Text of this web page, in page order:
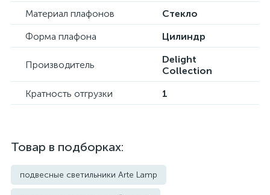
Материал плафонов
Стекло
Форма плафона
Цилиндр
Производитель
Delight
Collection
Кратность отгрузки
1
Товар в подборках:
подвесные светильники Arte Lamp